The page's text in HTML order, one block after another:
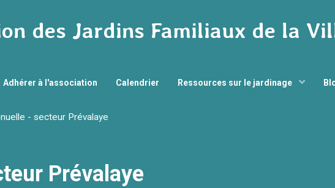
des Jardins Familiaux de la
Adhérer à l'association Calendrier Ressources sur le jardinage
- secteur Prévalaye
Prévalaye